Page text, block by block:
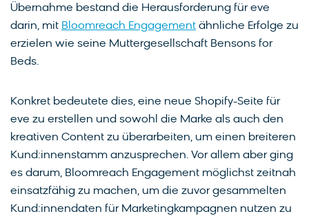
Übernahme bestand die Herausforderung für eve
darin, mit Bloomreach Engagement ähnliche Erfolge zu
erzielen wie seine Muttergesellschaft Bensons for
Beds.
Konkret bedeutete dies, eine neue Shopify-Seite für
eve zu erstellen und sowohl die Marke als auch den
kreativen Content zu überarbeiten, um einen breiteren
Kund:innenstamm anzusprechen. Vor allem aber ging
es darum, Bloomreach Engagement möglichst zeitnah
einsatzfähig zu machen, um die zuvor gesammelten
Kund:innendaten für Marketingkampagnen nutzen zu